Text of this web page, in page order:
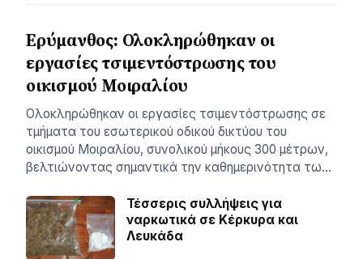
Ερύμανθος: Ολοκληρώθηκαν οι
εργασίες τσιμεντόστρωσης του
οικισμού Μοιραλίου
Ολοκληρώθηκαν οι εργασίες τσιμεντόστρωσης σε
τμήματα του εσωτερικού οδικού δικτύου του
οικισμού Μοιραλίου, συνολικού μήκους 300 μέτρων,
βελτιώνοντας σημαντικά την καθημερινότητα τω…
Τέσσερις συλλήψεις για
ναρκωτικά σε Κέρκυρα και
Λευκάδα